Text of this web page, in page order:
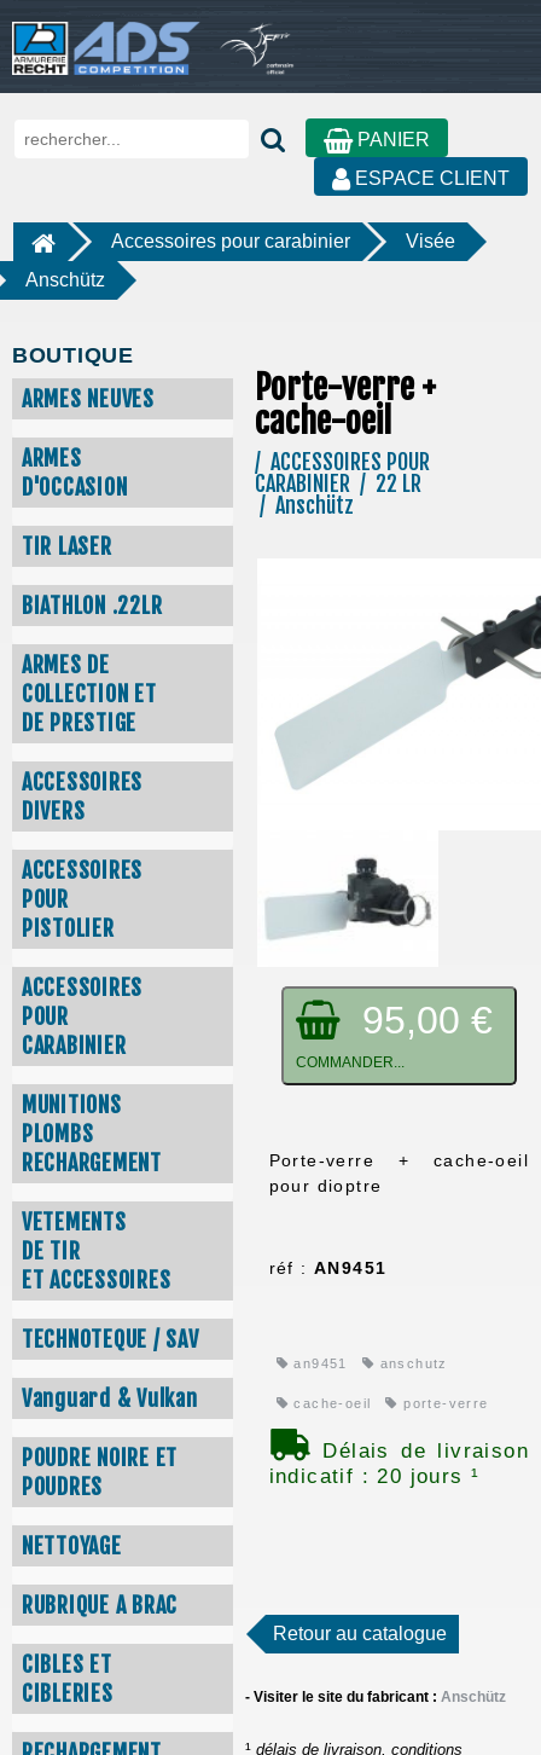
PANIER
ESPACE CLIENT
Accessoires pour carabinier
Visée
Anschütz
BOUTIQUE
ARMES NEUVES
ARMES
D'OCCASION
TIR LASER
BIATHLON .22LR
ARMES DE
COLLECTION ET
DE PRESTIGE
ACCESSOIRES
DIVERS
ACCESSOIRES
POUR
PISTOLIER
ACCESSOIRES
POUR
CARABINIER
MUNITIONS
PLOMBS
RECHARGEMENT
VETEMENTS
DE TIR
ET ACCESSOIRES
TECHNOTEQUE / SAV
Vanguard & Vulkan
POUDRE NOIRE ET
POUDRES
NETTOYAGE
RUBRIQUE A BRAC
CIBLES ET
CIBLERIES
Porte-verre +
cache-oeil
/ ACCESSOIRES POUR
CARABINIER / 22 LR
/ Anschütz
95,00 €
COMMANDER...
Porte-verre + cache-oeil
pour dioptre
réf :AN9451
an9451 anschutz
cache-oeil porte-verre
Délais de livraison
indicatif : 20 jours ¹
Retour au catalogue
- Visiter le site du fabricant : Anschütz
¹ délais de livraison, conditions